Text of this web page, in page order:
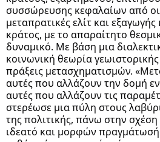
συσσώρευσης κεφαλαίων από
μεταπρατικές ελίτ και
κράτος, με το απαραίτητο
δυναμικό. Με βάση μια
κοινωνική θεωρία
πράξεις μετασχηματισμών.
αυτές που αλλάζουν την δομή
αυτές που αλλάζουν τις
στερέωσε μια πύλη στους
της πολιτικής, πάνω στην
ιδεατό και μορφών